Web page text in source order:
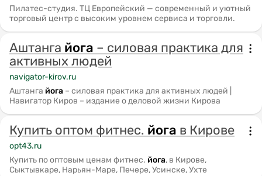
организованы
интерактивные зоны с
чтобы погрузиться в
прошлое, сыграет
далёкий предок
смартфона – настоящая
телефонная будка из
Кировской телефонной
атмосферные
фотографии.
Мероприятие прекрасно
подходит для посещения
воспитанниками летних
Пилатес-студия. ТЦ Европейский — современный и уютный
торговый центр с высоким уровнем сервиса и торговли.
Аштанга йога – силовая практика для
активных людей
navigator-kirov.ru
Аштанга йога – силовая практика для активных людей |
Навигатор Киров – издание о деловой жизни Кирова
Купить оптом фитнес. йога в Кирове
opt43.ru
Купить по оптовым ценам фитнес. йога, в Кирове,
Сыктывкаре, Нарьян-Маре, Печере, Усинске, Ухте